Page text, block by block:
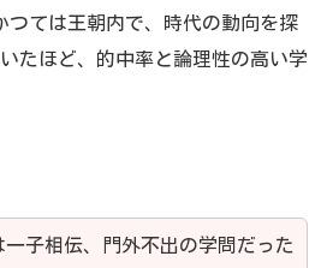
つては王朝内で、時代の動向を探
たほど、的中率と論理性の高い学
一子相伝、門外不出の学問だった